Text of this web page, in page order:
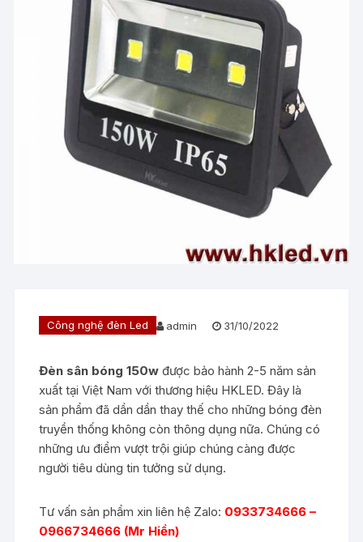
Công nghệ đèn Led admin 31/10/2022
Đèn sân bóng 150w được bảo hành 2-5 năm sản
xuất tại Việt Nam với thương hiệu HKLED. Đây là
sản phẩm đã dần dần thay thế cho những bóng đèn
truyền thống không còn thông dụng nữa. Chúng có
những ưu điểm vượt trội giúp chúng càng được
người tiêu dùng tin tưởng sử dụng.
Tư vấn sản phẩm xin liên hệ Zalo: 0933734666 –
0966734666 (Mr Hiền)